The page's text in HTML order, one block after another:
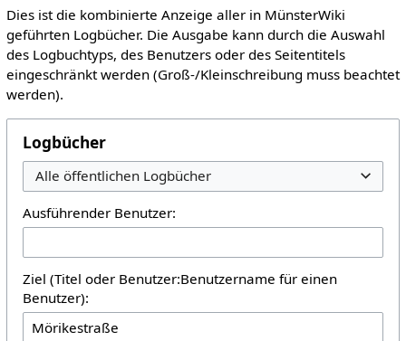
Dies ist die kombinierte Anzeige aller in MünsterWiki
geführten Logbücher. Die Ausgabe kann durch die Auswahl
des Logbuchtyps, des Benutzers oder des Seitentitels
eingeschränkt werden (Groß-/Kleinschreibung muss beachtet
werden).
Logbücher
Alle öffentlichen Logbücher
Ausführender Benutzer:
Ziel (Titel oder Benutzer:Benutzername für einen
Benutzer):